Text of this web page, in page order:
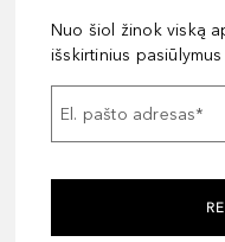
Nuo šiol žinok viską
išskirtinius pasiūlymus
El. pašto adresas*